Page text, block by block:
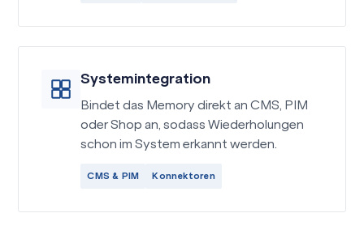
Systemintegration
Bindet das Memory direkt an CMS, PIM
oder Shop an, sodass Wiederholungen
schon im System erkannt werden.
CMS & PIM Konnektoren